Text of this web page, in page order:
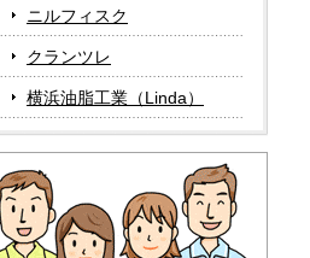
ニルフィスク
クランツレ
横浜油脂工業（Linda）